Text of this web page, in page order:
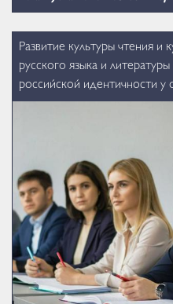
Развитие культуры чтения и
русского языка и
российской идентичности у